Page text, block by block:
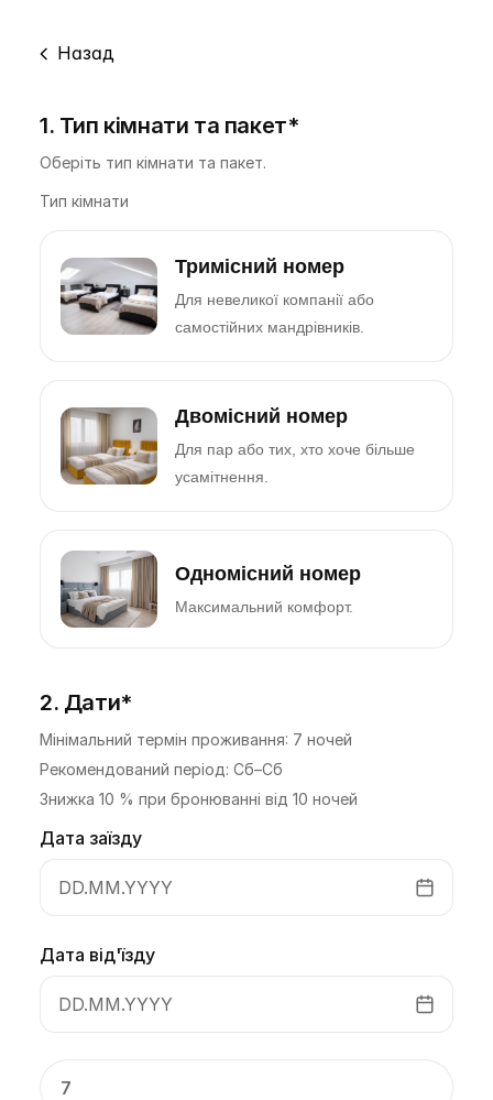
Назад
1. Тип кімнати та пакет*
Оберіть тип кімнати та пакет.
Тип кімнати
Тримісний номер
Для невеликої компанії або
самостійних мандрівників.
Двомісний номер
Для пар або тих, хто хоче більше
усамітнення.
Одномісний номер
Максимальний комфорт.
2. Дати*
Мінімальний термін проживання: 7 ночей
Рекомендований період: Сб–Сб
Знижка 10 % при бронюванні від 10 ночей
Дата заїзду
DD.MM.YYYY
Дата від'їзду
DD.MM.YYYY
7